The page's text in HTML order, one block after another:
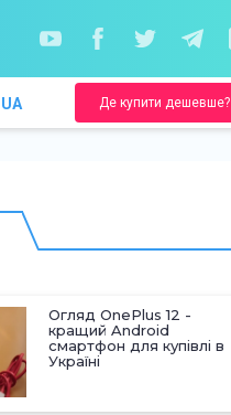
UA Де купити дешевше?
Огляд OnePlus 12 -
кращий Android
смартфон для купівлі в
Україні